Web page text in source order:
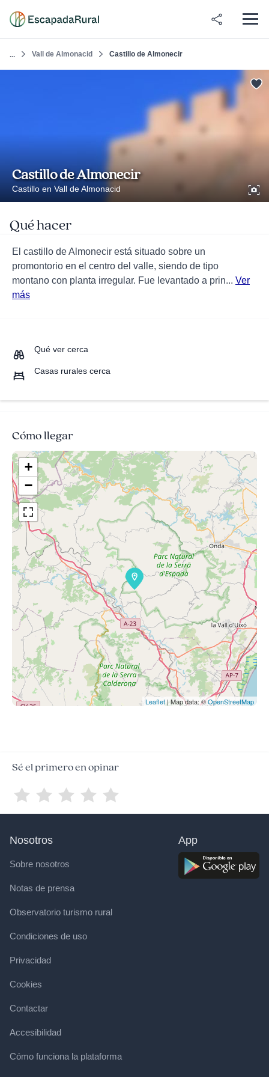
... Vall de Almonacid Castillo de Almonecir
Castillo de Almonecir
Castillo en Vall de Almonacid
Qué hacer
El castillo de Almonecir está situado sobre un
promontorio en el centro del valle, siendo de tipo
montano con planta irregular. Fue levantado a prin... Ver
más
Qué ver cerca
Casas rurales cerca
Cómo llegar
+
−
Leaflet | Map data: ©OpenStreetMap
Sé el primero en opinar
Nosotros
Sobre nosotros
Notas de prensa
Observatorio turismo rural
Condiciones de uso
Privacidad
Cookies
Contactar
Accesibilidad
Cómo funciona la plataforma
App